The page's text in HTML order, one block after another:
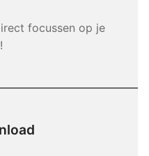
focussen op je